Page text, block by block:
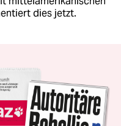
dies jetzt.